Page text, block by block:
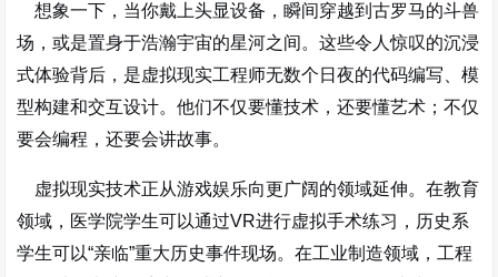
想象一下，当你戴上头显设备，瞬间穿越到古罗马的斗兽
场，或是置身于浩瀚宇宙的星河之间。这些令人惊叹的沉浸
式体验背后，是虚拟现实工程师无数个日夜的代码编写、模
型构建和交互设计。他们不仅要懂技术，还要懂艺术；不仅
要会编程，还要会讲故事。
虚拟现实技术正从游戏娱乐向更广阔的领域延伸。在教育
领域，医学院学生可以通过VR进行虚拟手术练习，历史系
学生可以“亲临”重大历史事件现场。在工业制造领域，工程